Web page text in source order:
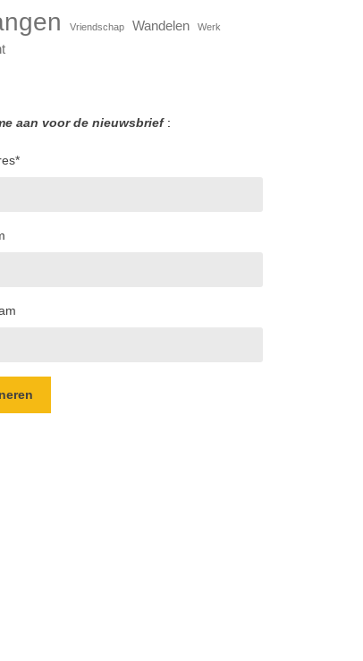
Vriendschap Wandelen Werk
aan voor de nieuwsbrief:
*